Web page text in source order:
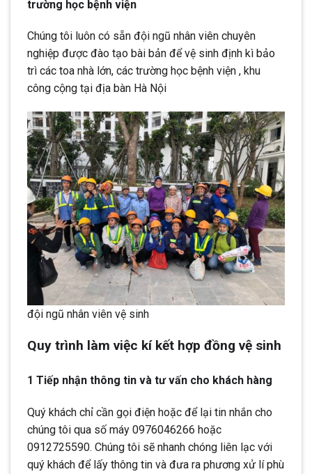
trường học bệnh viện
Chúng tôi luôn có sẵn đội ngũ nhân viên chuyên
nghiệp được đào tạo bài bản để vệ sinh định kì bảo
trì các toa nhà lớn, các trường học bệnh viện , khu
công cộng tại địa bàn Hà Nội
đội ngũ nhân viên vệ sinh
Quy trình làm việc kí kết hợp đồng vệ sinh
1 Tiếp nhận thông tin và tư vấn cho khách hàng
Quý khách chỉ cần gọi điện hoặc để lại tin nhắn cho
chúng tôi qua số máy 0976046266 hoặc
0912725590. Chúng tôi sẽ nhanh chóng liên lạc với
quý khách để lấy thông tin và đưa ra phương xử lí phù